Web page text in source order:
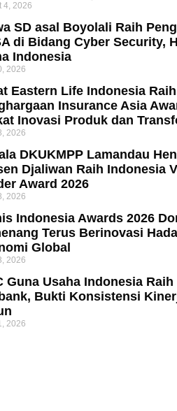
4, 2026
SD asal Boyolali Raih
di Bidang Cyber Security,
Indonesia
2026
Eastern Life Indonesia
Insurance Asia
Inovasi Produk dan
2026
DKUKMPP Lamandau
Djaliwan Raih Indonesia
Award 2026
2026
Indonesia Awards 2026
Terus Berinovasi
Global
2026
Guna Usaha Indonesia
Bukti Konsistensi
2026